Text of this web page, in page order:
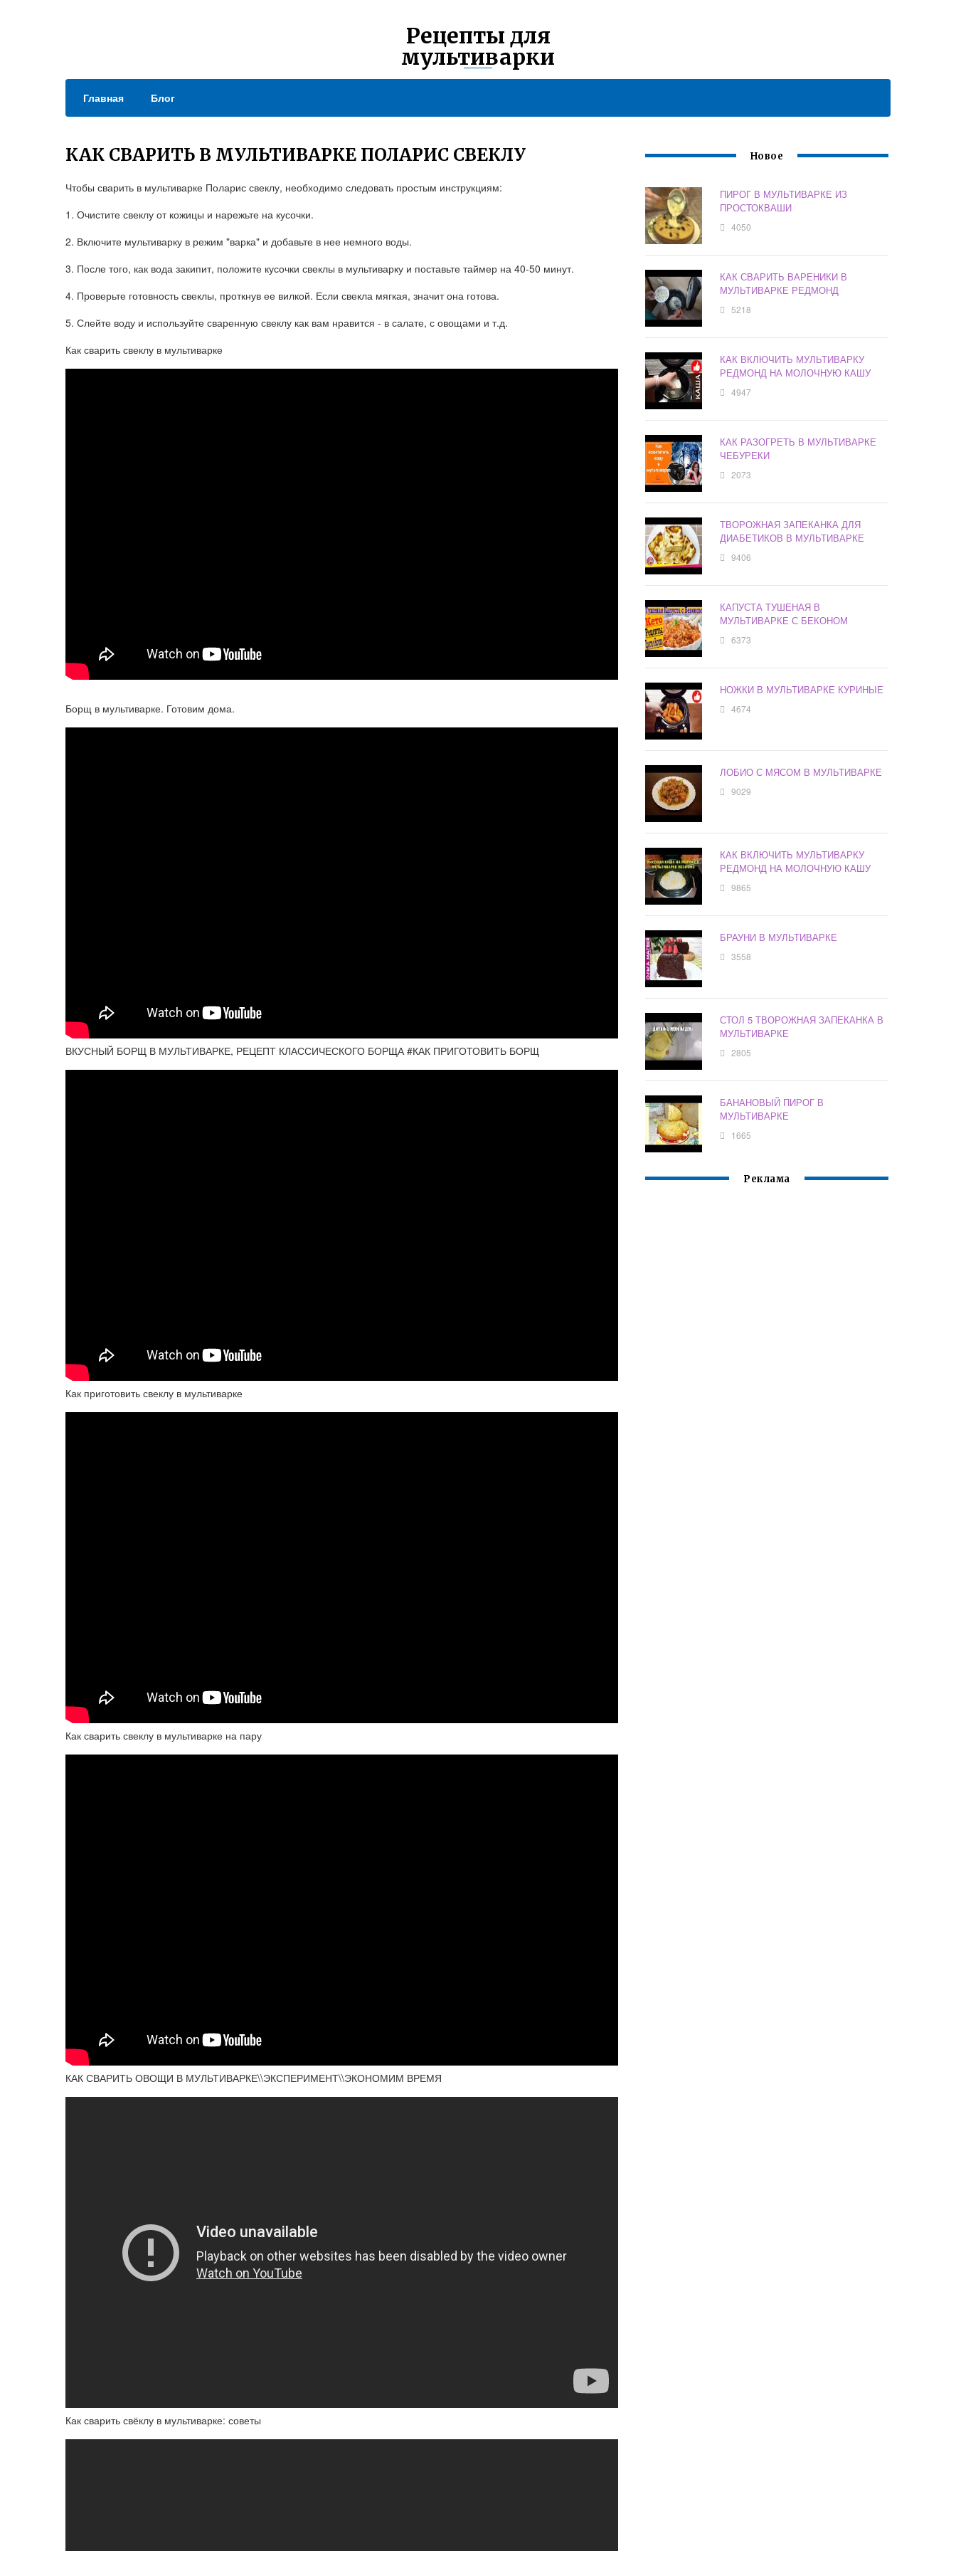
Рецепты для
мультиварки
Главная Блог
КАК СВАРИТЬ В МУЛЬТИВАРКЕ ПОЛАРИС СВЕКЛУ
Чтобы сварить в мультиварке Поларис свеклу, необходимо следовать простым инструкциям:
1. Очистите свеклу от кожицы и нарежьте на кусочки.
2. Включите мультиварку в режим "варка" и добавьте в нее немного воды.
3. После того, как вода закипит, положите кусочки свеклы в мультиварку и поставьте таймер на 40-50 минут.
4. Проверьте готовность свеклы, проткнув ее вилкой. Если свекла мягкая, значит она готова.
5. Слейте воду и используйте сваренную свеклу как вам нравится - в салате, с овощами и т.д.
Как сварить свеклу в мультиварке
Борщ в мультиварке. Готовим дома.
ВКУСНЫЙ БОРЩ В МУЛЬТИВАРКЕ, РЕЦЕПТ КЛАССИЧЕСКОГО БОРЩА #КАК ПРИГОТОВИТЬ БОРЩ
Как приготовить свеклу в мультиварке
Как сварить свеклу в мультиварке на пару
КАК СВАРИТЬ ОВОЩИ В МУЛЬТИВАРКЕ\\ЭКСПЕРИМЕНТ\\ЭКОНОМИМ ВРЕМЯ
Как сварить свёклу в мультиварке: советы
Новое
ПИРОГ В МУЛЬТИВАРКЕ ИЗ
ПРОСТОКВАШИ
4050
КАК СВАРИТЬ ВАРЕНИКИ В
МУЛЬТИВАРКЕ РЕДМОНД
5218
КАК ВКЛЮЧИТЬ МУЛЬТИВАРКУ
РЕДМОНД НА МОЛОЧНУЮ КАШУ
4947
КАК РАЗОГРЕТЬ В МУЛЬТИВАРКЕ
ЧЕБУРЕКИ
2073
ТВОРОЖНАЯ ЗАПЕКАНКА ДЛЯ
ДИАБЕТИКОВ В МУЛЬТИВАРКЕ
9406
КАПУСТА ТУШЕНАЯ В
МУЛЬТИВАРКЕ С БЕКОНОМ
6373
НОЖКИ В МУЛЬТИВАРКЕ КУРИНЫЕ
4674
ЛОБИО С МЯСОМ В МУЛЬТИВАРКЕ
9029
КАК ВКЛЮЧИТЬ МУЛЬТИВАРКУ
РЕДМОНД НА МОЛОЧНУЮ КАШУ
9865
БРАУНИ В МУЛЬТИВАРКЕ
3558
СТОЛ 5 ТВОРОЖНАЯ ЗАПЕКАНКА В
МУЛЬТИВАРКЕ
2805
БАНАНОВЫЙ ПИРОГ В
МУЛЬТИВАРКЕ
1665
Реклама